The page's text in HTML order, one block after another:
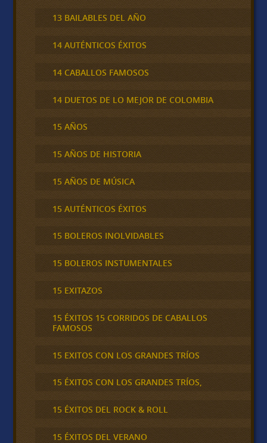
13 BAILABLES DEL AÑO
14 AUTÉNTICOS ÉXITOS
14 CABALLOS FAMOSOS
14 DUETOS DE LO MEJOR DE COLOMBIA
15 AÑOS
15 AÑOS DE HISTORIA
15 AÑOS DE MÚSICA
15 AUTÉNTICOS ÉXITOS
15 BOLEROS INOLVIDABLES
15 BOLEROS INSTUMENTALES
15 EXITAZOS
15 ÉXITOS 15 CORRIDOS DE CABALLOS
FAMOSOS
15 EXITOS CON LOS GRANDES TRÍOS
15 ÉXITOS CON LOS GRANDES TRÍOS,
15 ÉXITOS DEL ROCK & ROLL
15 ÉXITOS DEL VERANO